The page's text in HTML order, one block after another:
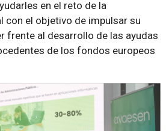
en el reto de la
el objetivo de impulsar su
frente al desarrollo de las ayudas
de los fondos europeos